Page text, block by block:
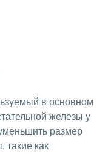
в основном
железы у
размер
такие как